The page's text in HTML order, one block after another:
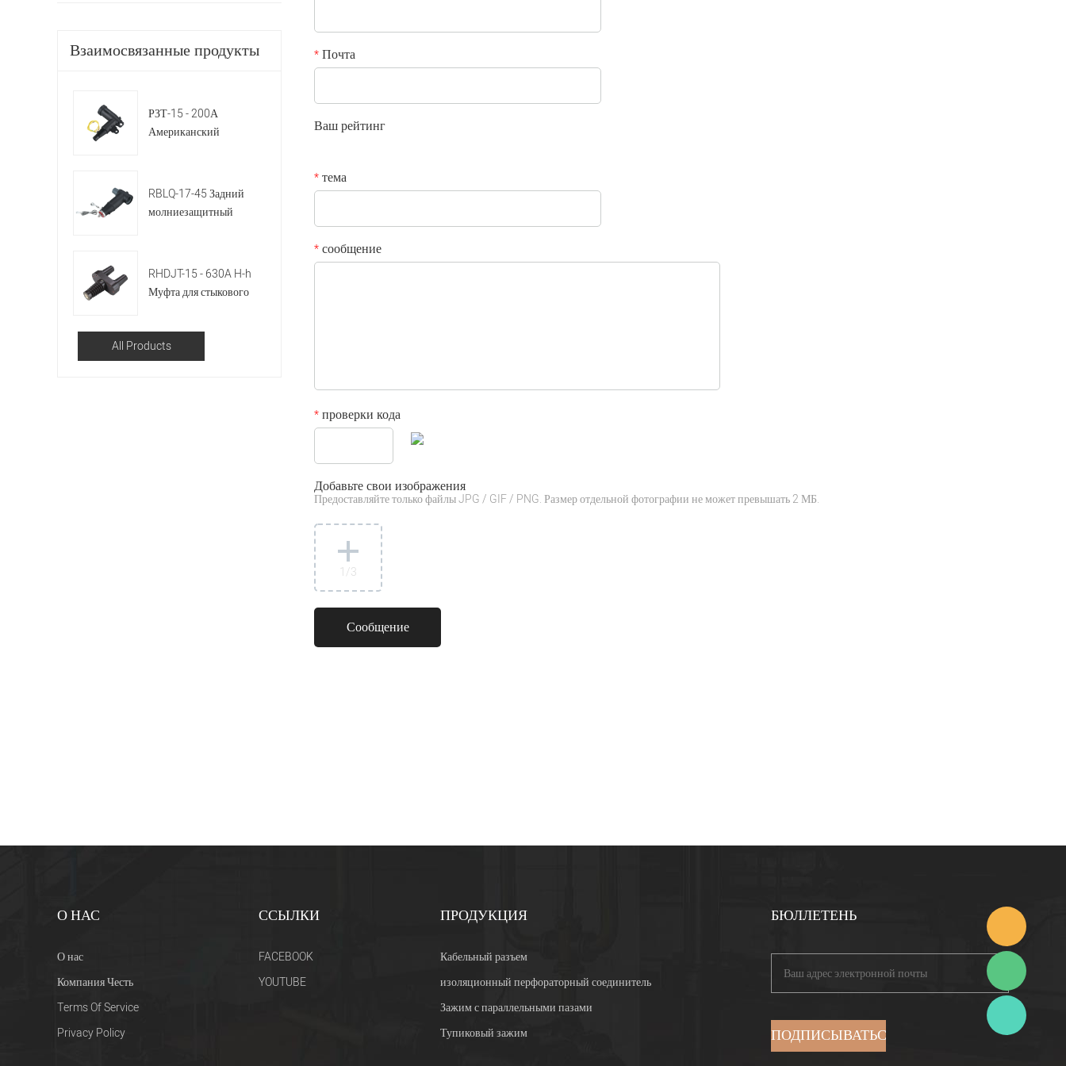
Взаимосвязанные продукты
РЗТ-15 - 200А
Американский
RBLQ-17-45 Задний
молниезащитный
RHDJT-15 - 630A H-h
Муфта для стыкового
All Products
*Почта
Ваш рейтинг
*тема
*сообщение
*проверки кода
Добавьте свои изображения
Предоставляйте только файлы JPG / GIF / PNG. Размер отдельной фотографии не может превышать 2 МБ.
1/3
О НАС
О нас
Компания Честь
Terms Of Service
Privacy Policy
ССЫЛКИ
FACEBOOK
YOUTUBE
ПРОДУКЦИЯ
Кабельный разъем
изоляционный перфораторный соединитель
Зажим с параллельными пазами
Тупиковый зажим
БЮЛЛЕТЕНЬ